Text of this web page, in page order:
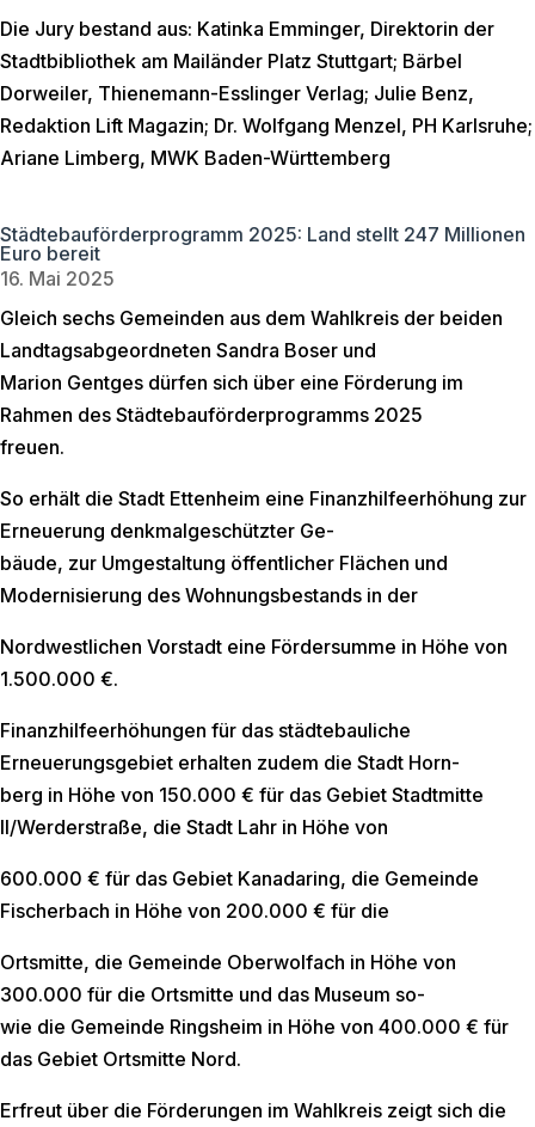
Die Jury bestand aus: Katinka Emminger, Direktorin der
Stadtbibliothek am Mailänder Platz Stuttgart; Bärbel
Dorweiler, Thienemann-Esslinger Verlag; Julie Benz,
Redaktion Lift Magazin; Dr. Wolfgang Menzel, PH Karlsruhe;
Ariane Limberg, MWK Baden-Württemberg
Städtebauförderprogramm 2025: Land stellt 247 Millionen
Euro bereit
16. Mai 2025
Gleich sechs Gemeinden aus dem Wahlkreis der beiden
Landtagsabgeordneten Sandra Boser und
Marion Gentges dürfen sich über eine Förderung im
Rahmen des Städtebauförderprogramms 2025
freuen.
So erhält die Stadt Ettenheim eine Finanzhilfeerhöhung zur
Erneuerung denkmalgeschützter Ge-
bäude, zur Umgestaltung öffentlicher Flächen und
Modernisierung des Wohnungsbestands in der
Nordwestlichen Vorstadt eine Fördersumme in Höhe von
1.500.000 €.
Finanzhilfeerhöhungen für das städtebauliche
Erneuerungsgebiet erhalten zudem die Stadt Horn-
berg in Höhe von 150.000 € für das Gebiet Stadtmitte
II/Werderstraße, die Stadt Lahr in Höhe von
600.000 € für das Gebiet Kanadaring, die Gemeinde
Fischerbach in Höhe von 200.000 € für die
Ortsmitte, die Gemeinde Oberwolfach in Höhe von
300.000 für die Ortsmitte und das Museum so-
wie die Gemeinde Ringsheim in Höhe von 400.000 € für
das Gebiet Ortsmitte Nord.
Erfreut über die Förderungen im Wahlkreis zeigt sich die